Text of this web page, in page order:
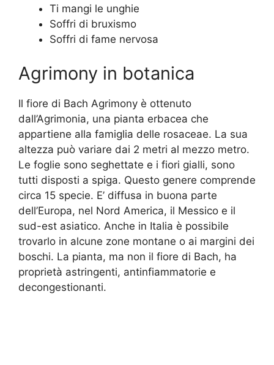
Ti mangi le unghie
Soffri di bruxismo
Soffri di fame nervosa
Agrimony in botanica
Il fiore di Bach Agrimony è ottenuto
dall’Agrimonia, una pianta erbacea che
appartiene alla famiglia delle rosaceae. La sua
altezza può variare dai 2 metri al mezzo metro.
Le foglie sono seghettate e i fiori gialli, sono
tutti disposti a spiga. Questo genere comprende
circa 15 specie. E’ diffusa in buona parte
dell’Europa, nel Nord America, il Messico e il
sud-est asiatico. Anche in Italia è possibile
trovarlo in alcune zone montane o ai margini dei
boschi. La pianta, ma non il fiore di Bach, ha
proprietà astringenti, antinfiammatorie e
decongestionanti.